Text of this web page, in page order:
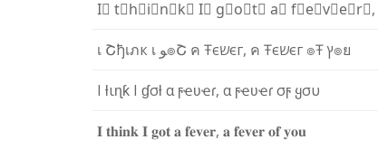
I⃣ t⃣h⃣i⃣n⃣k⃣ I⃣ g⃣o⃣t⃣ a⃣ f⃣e⃣v⃣e⃣r⃣,
เ Շђเภк เ ﻮ๏Շ ค Ŧєשєг, ค Ŧєשєг๏Ŧץ๏ย
I ƚιɳƙ I ɠσƚα ϝҽʋҽɾ, α ϝҽʋҽɾσϝ ყσυ
𝐈𝐭𝐡𝐢𝐧𝐤𝐈𝐠𝐨𝐭𝐚𝐟𝐞𝐯𝐞𝐫, 𝐚𝐟𝐞𝐯𝐞𝐫𝐨𝐟𝐲𝐨𝐮